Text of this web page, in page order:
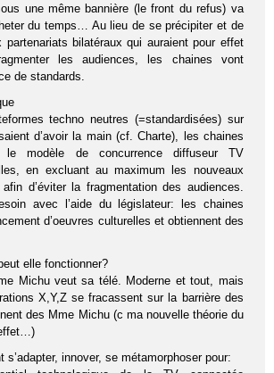
une même bannière (le front du refus) va
du temps… Au lieu de se précipiter et de
partenariats bilatéraux qui auraient pour effet
les audiences, les chaines vont
de standards.
techno neutres (=standardisées) sur
d’avoir la main (cf. Charte), les chaines
le modèle de concurrence diffuseur TV
en excluant au maximum les nouveaux
d’éviter la fragmentation des audiences.
avec l’aide du législateur: les chaines
d’oeuvres culturelles et obtiennent des
elle fonctionner?
Michu veut sa télé. Moderne et tout, mais
X,Y,Z se fracassent sur la barrière des
des Mme Michu (c ma nouvelle théorie du
s’adapter, innover, se métamorphoser pour: